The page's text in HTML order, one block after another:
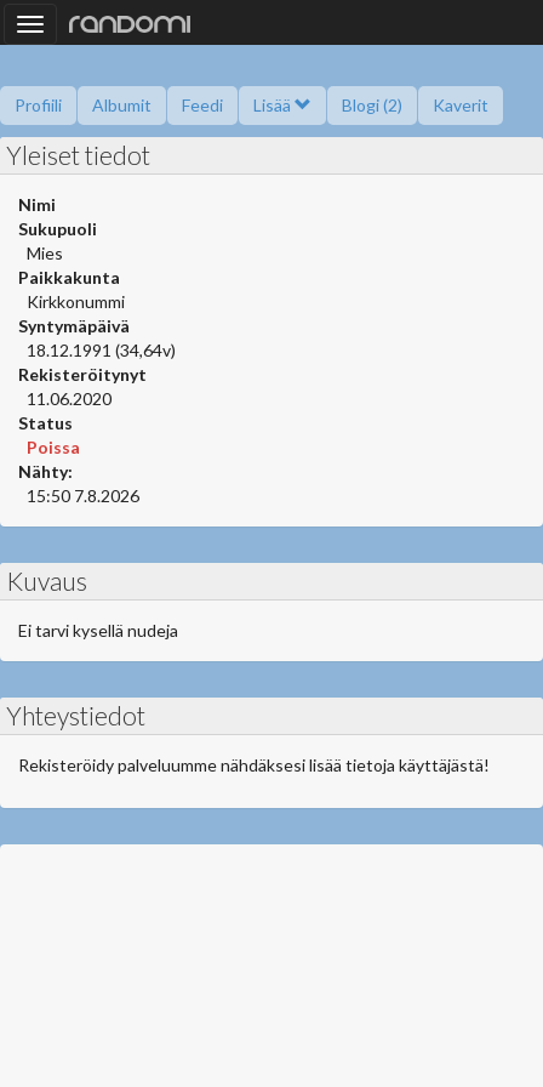
Toggle
navigation
Profiili Albumit Feedi Lisää Blogi (2) Kaverit
Kysy minulta Tietoa
Yleiset tiedot
Nimi
Sukupuoli
Mies
Paikkakunta
Kirkkonummi
Syntymäpäivä
18.12.1991 (34,64v)
Rekisteröitynyt
11.06.2020
Status
Poissa
Nähty:
15:50 7.8.2026
Kuvaus
Ei tarvi kysellä nudeja
Yhteystiedot
Rekisteröidy palveluumme nähdäksesi lisää tietoja käyttäjästä!